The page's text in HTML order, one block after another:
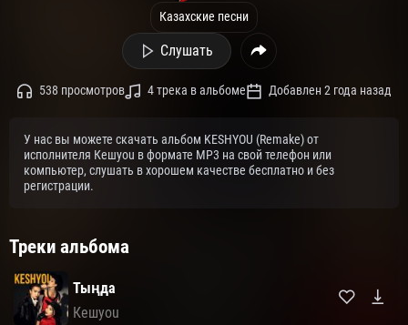
Казахские песни
Слушать
538 просмотров 4 трека в альбоме Добавлен 2 года назад
У нас вы можете скачать альбом KESHYOU (Remake) от
исполнителя Кешyou в формате MP3 на свой телефон или
компьютер, слушать в хорошем качестве бесплатно и без
регистрации.
Треки альбома
Тыңда
Кешyou